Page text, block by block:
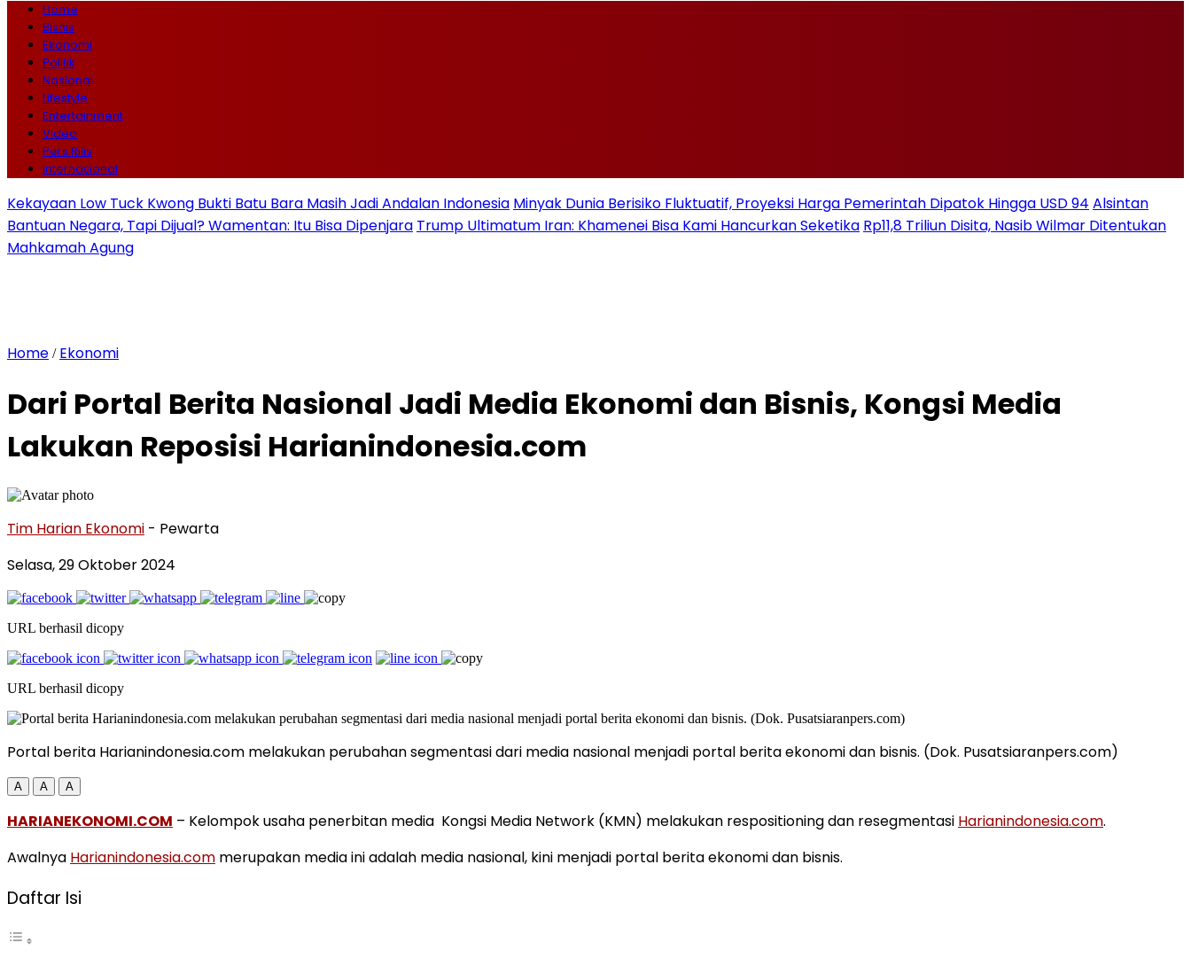
Home
Bisnis
Ekonomi
Politik
Nasional
Lifestyle
Entertainment
Video
Pers Rilis
Internasional
Kekayaan Low Tuck Kwong Bukti Batu Bara Masih Jadi Andalan Indonesia Minyak Dunia Berisiko Fluktuatif, Proyeksi Harga Pemerintah Dipatok Hingga USD 94 Alsintan
Bantuan Negara, Tapi Dijual? Wamentan: Itu Bisa Dipenjara Trump Ultimatum Iran: Khamenei Bisa Kami Hancurkan Seketika Rp11,8 Triliun Disita, Nasib Wilmar Ditentukan
Mahkamah Agung
Home / Ekonomi
Dari Portal Berita Nasional Jadi Media Ekonomi dan Bisnis, Kongsi Media
Lakukan Reposisi Harianindonesia.com
Tim Harian Ekonomi - Pewarta
Selasa, 29 Oktober 2024
URL berhasil dicopy
URL berhasil dicopy
Portal berita Harianindonesia.com melakukan perubahan segmentasi dari media nasional menjadi portal berita ekonomi dan bisnis. (Dok. Pusatsiaranpers.com)
A A A
HARIANEKONOMI.COM – Kelompok usaha penerbitan media Kongsi Media Network (KMN) melakukan respositioning dan resegmentasi Harianindonesia.com.
Awalnya Harianindonesia.com merupakan media ini adalah media nasional, kini menjadi portal berita ekonomi dan bisnis.
Daftar Isi